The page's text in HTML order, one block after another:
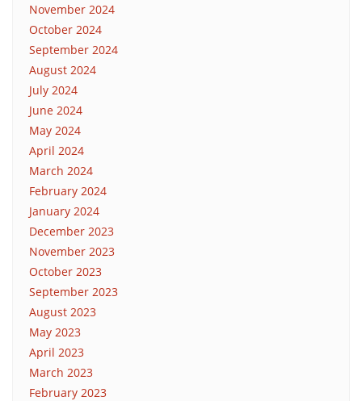
November 2024
October 2024
September 2024
August 2024
July 2024
June 2024
May 2024
April 2024
March 2024
February 2024
January 2024
December 2023
November 2023
October 2023
September 2023
August 2023
May 2023
April 2023
March 2023
February 2023